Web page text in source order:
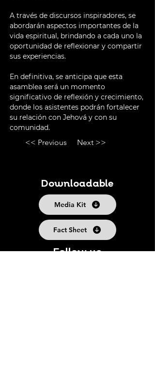
A través de discursos inspiradores, se
abordarán aspectos importantes de la
vida espiritual, brindando a cada uno la
oportunidad de reflexionar y compartir
sus experiencias.
En definitiva, se anticipa que esta
asamblea será un momento
significativo de reflexión y crecimiento,
donde los asistentes podrán fortalecer
su relación con Jehová y con su
comunidad.
<< Previous Next >>
Downloadable
Media Kit
Fact Sheet
Follow us